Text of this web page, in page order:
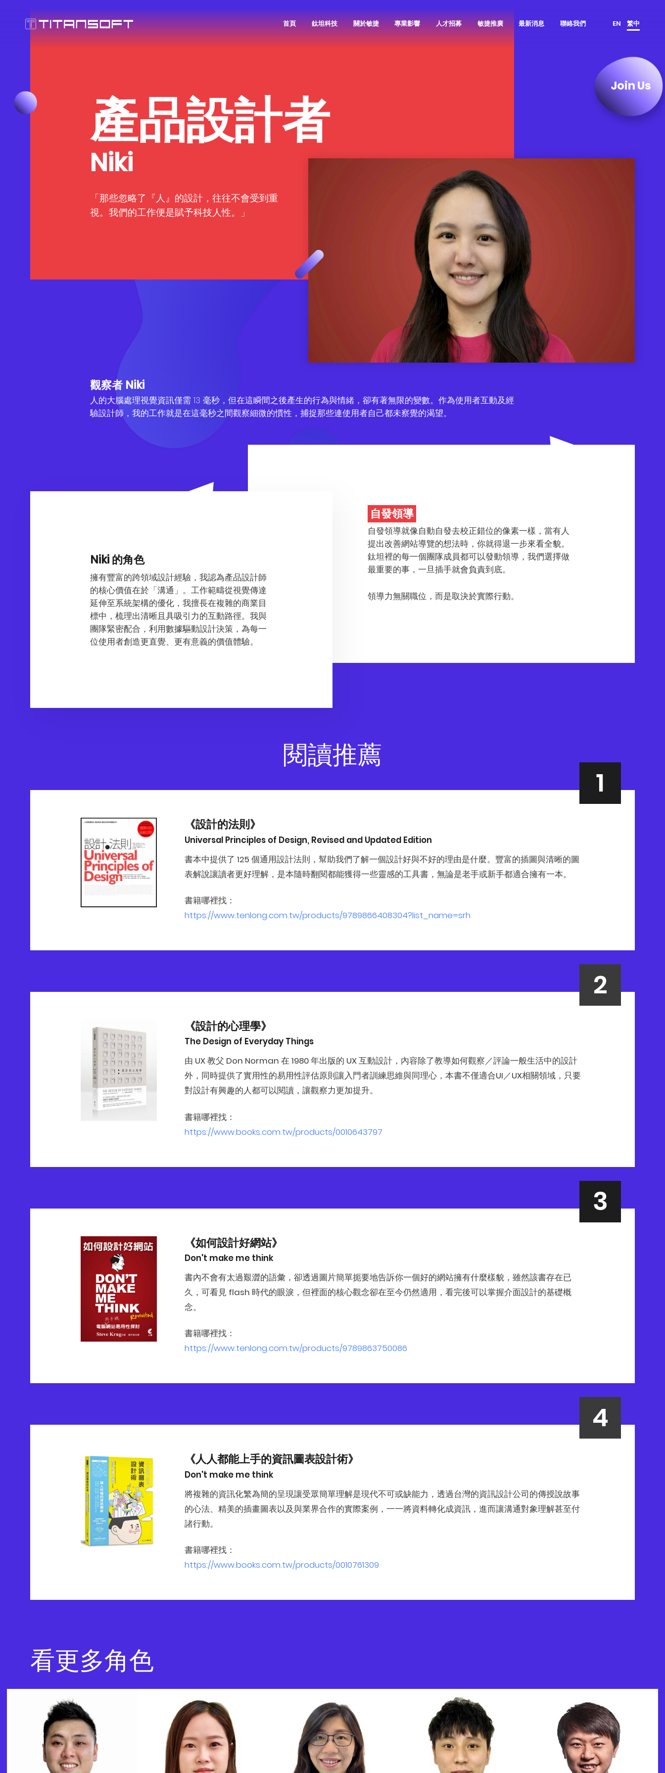
產品設計者
Niki
「那些忽略了『人』的設計，往往不會受到重
視。我們的工作便是賦予科技人性。」
Join Us
觀察者 Niki
人的大腦處理視覺資訊僅需 13 毫秒，但在這瞬間之後產生的行為與情緒，卻有著無限的變數。作為使用者互動及經
驗設計師，我的工作就是在這毫秒之間觀察細微的慣性，捕捉那些連使用者自己都未察覺的渴望。
Niki 的角色
擁有豐富的跨領域設計經驗，我認為產品設計師
的核心價值在於「溝通」。工作範疇從視覺傳達
延伸至系統架構的優化，我擅長在複雜的商業目
標中，梳理出清晰且具吸引力的互動路徑。我與
團隊緊密配合，利用數據驅動設計決策，為每一
位使用者創造更直覺、更有意義的價值體驗。
自發領導
自發領導就像自動自發去校正錯位的像素一樣，當有人
提出改善網站導覽的想法時，你就得退一步來看全貌。
鈦坦裡的每一個團隊成員都可以發動領導，我們選擇做
最重要的事，一旦插手就會負責到底。
領導力無關職位，而是取決於實際行動。
閱讀推薦
《設計的法則》
Universal Principles of Design, Revised and Updated Edition
書本中提供了 125 個通用設計法則，幫助我們了解一個設計好與不好的理由是什麼。豐富的插圖與清晰的圖
表解說讓讀者更好理解，是本隨時翻閱都能獲得一些靈感的工具書，無論是老手或新手都適合擁有一本。
書籍哪裡找：
https://www.tenlong.com.tw/products/9789866408304?list_name=srh
《設計的心理學》
The Design of Everyday Things
由 UX 教父 Don Norman 在 1980 年出版的 UX 互動設計，內容除了教導如何觀察／評論一般生活中的設計
外，同時提供了實用性的易用性評估原則讓入門者訓練思維與同理心，本書不僅適合UI／UX相關領域，只要
對設計有興趣的人都可以閱讀，讓觀察力更加提升。
書籍哪裡找：
https://www.books.com.tw/products/0010643797
《如何設計好網站》
Don't make me think
書內不會有太過艱澀的語彙，卻透過圖片簡單扼要地告訴你一個好的網站擁有什麼樣貌，雖然該書存在已
久，可看見 flash 時代的眼淚，但裡面的核心觀念卻在至今仍然適用，看完後可以掌握介面設計的基礎概
念。
書籍哪裡找：
https://www.tenlong.com.tw/products/9789863750086
《人人都能上手的資訊圖表設計術》
Don't make me think
將複雜的資訊化繁為簡的呈現讓受眾簡單理解是現代不可或缺能力，透過台灣的資訊設計公司的傳授說故事
的心法、精美的插畫圖表以及與業界合作的實際案例，一一將資料轉化成資訊，進而讓溝通對象理解甚至付
諸行動。
書籍哪裡找：
https://www.books.com.tw/products/0010761309
看更多角色
首頁 鈦坦科技 關於敏捷 專業影響 人才招募 敏捷推廣 最新消息 聯絡我們 EN 繁中